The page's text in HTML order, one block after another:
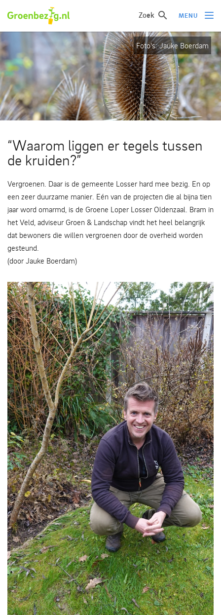
Zoek MENU
Ik wil iets doen
Ik wil iets leren
Groepen of initiatieven
Verhalen uit het veld
Over groenbezig
Meld jouw werkgroep of initiatief aan
Foto's: Jauke Boerdam
“Waarom liggen er tegels tussen
de kruiden?”
Vergroenen. Daar is de gemeente Losser hard mee bezig. En op
een zeer duurzame manier. Eén van de projecten die al bijna tien
jaar word omarmd, is de Groene Loper Losser Oldenzaal. Bram in
het Veld, adviseur Groen & Landschap vindt het heel belangrijk
dat bewoners die willen vergroenen door de overheid worden
gesteund.
(door Jauke Boerdam)